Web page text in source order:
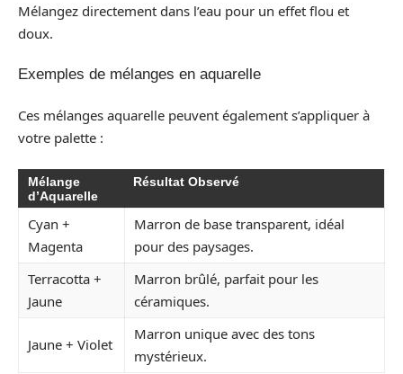
Mélangez directement dans l’eau pour un effet flou et
doux.
Exemples de mélanges en aquarelle
Ces mélanges aquarelle peuvent également s’appliquer à
votre palette :
Mélange
d’Aquarelle
Résultat Observé
Cyan +
Magenta
Marron de base transparent, idéal
pour des paysages.
Terracotta +
Jaune
Marron brûlé, parfait pour les
céramiques.
Jaune + Violet
Marron unique avec des tons
mystérieux.